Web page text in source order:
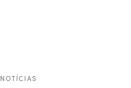
NOTÍCIAS